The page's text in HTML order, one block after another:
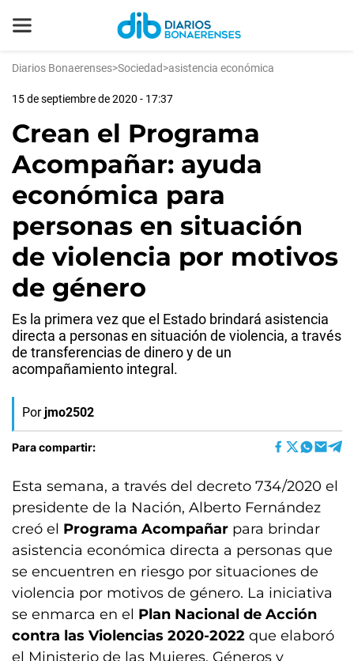
Diarios Bonaerenses>Sociedad>asistencia económica
15 de septiembre de 2020 - 17:37
Crean el Programa
Acompañar: ayuda
económica para
personas en situación
de violencia por motivos
de género
Es la primera vez que el Estado brindará asistencia
directa a personas en situación de violencia, a través
de transferencias de dinero y de un
acompañamiento integral.
Por jmo2502
Para compartir:
Esta semana, a través del decreto 734/2020 el
presidente de la Nación, Alberto Fernández
creó el Programa Acompañar para brindar
asistencia económica directa a personas que
se encuentren en riesgo por situaciones de
violencia por motivos de género. La iniciativa
se enmarca en el Plan Nacional de Acción
contra las Violencias 2020-2022 que elaboró
el Ministerio de las Mujeres, Géneros y